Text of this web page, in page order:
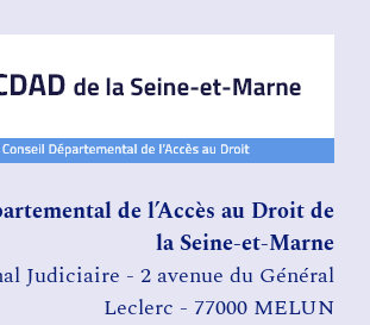
de l’Accès au Droit de
la Seine-et-Marne
Judiciaire - 2 avenue du Général
Leclerc - 77000 MELUN